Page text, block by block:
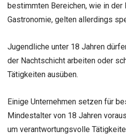
bestimmten Bereichen, wie in der
Gastronomie, gelten allerdings
Jugendliche unter 18 Jahren
der Nachtschicht arbeiten oder
Tätigkeiten ausüben.
Einige Unternehmen setzen für
Mindestalter von 18 Jahren
um verantwortungsvolle